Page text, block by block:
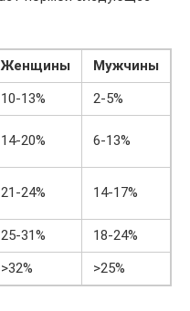
Женщины
Мужчины
10-13%
2-5%
14-20% 6-13%
21-24% 14-17%
25-31%
18-24%
>32% >25%